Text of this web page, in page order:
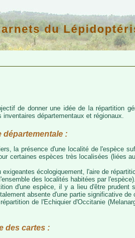
du
de donner une idée de la répartition
départementaux et régionaux.
départementale :
la présence d'une localité de l'espèce
certaines espèces très localisées (liées
écologiquement, l'aire de
des localités habitées par l'espèce).
d'une espèce, il y a lieu d'être
absente d'une partie significative de
de l'Echiquier d'Occitanie
des cartes :